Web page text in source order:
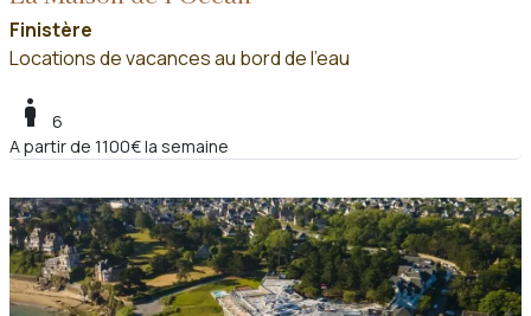
Finistère
Locations de vacances au bord de l'eau
boy
6
A partir de 1100€ la semaine